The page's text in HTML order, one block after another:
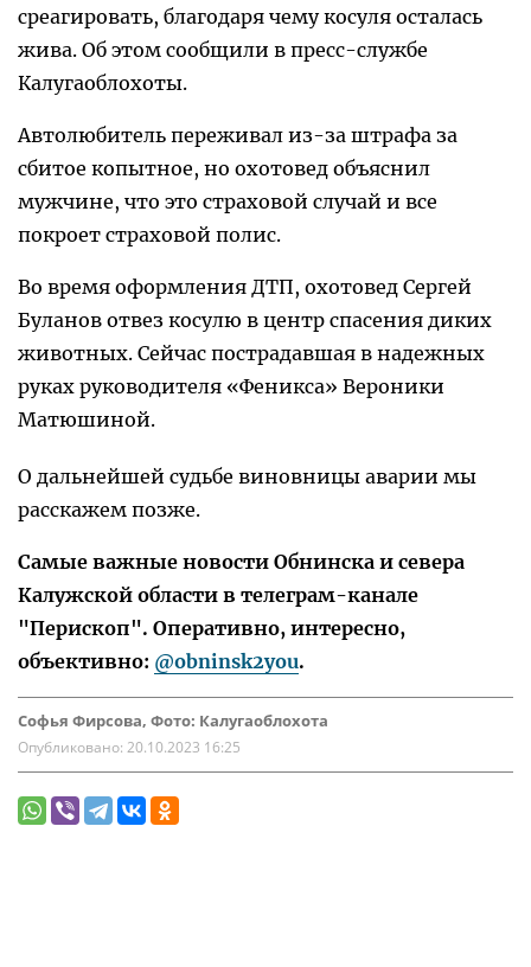
среагировать, благодаря чему косуля осталась
жива. Об этом сообщили в пресс-службе
Калугаоблохоты.
Автолюбитель переживал из-за штрафа за
сбитое копытное, но охотовед объяснил
мужчине, что это страховой случай и все
покроет страховой полис.
Во время оформления ДТП, охотовед Сергей
Буланов отвез косулю в центр спасения диких
животных. Сейчас пострадавшая в надежных
руках руководителя «Феникса» Вероники
Матюшиной.
О дальнейшей судьбе виновницы аварии мы
расскажем позже.
Самые важные новости Обнинска и севера
Калужской области в телеграм-канале
"Перископ". Оперативно, интересно,
объективно: @obninsk2you.
Софья Фирсова, Фото: Калугаоблохота
Опубликовано: 20.10.2023 16:25